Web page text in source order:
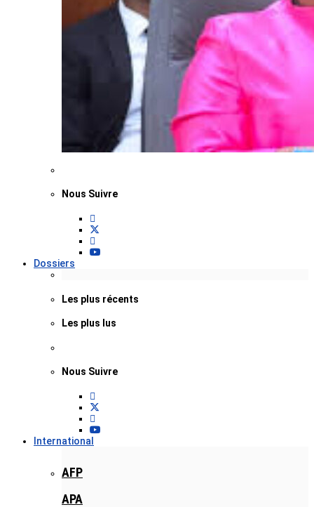
Nous Suivre
Dossiers
Les plus récents
Les plus lus
Nous Suivre
International
AFP
APA